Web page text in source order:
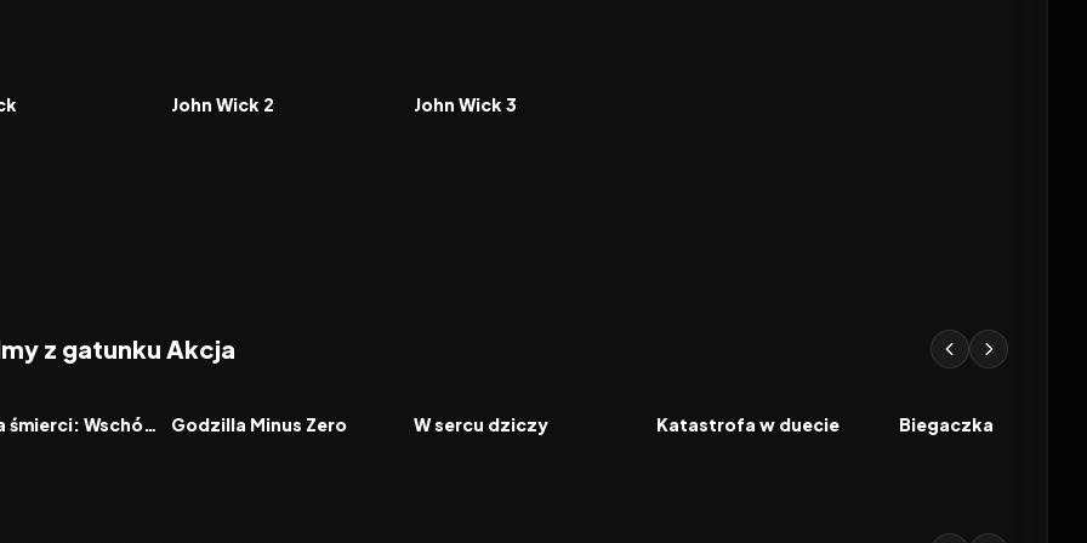
FILM
John Wick 2 FILM
John Wick 3
z gatunku Akcja
Igrzyska śmierci: Wschód słońca w dniu dożynek FILM
Godzilla Minus Zero FILM
W sercu dziczy FILM
Katastrofa w duecie FILM
2026
Biegaczka